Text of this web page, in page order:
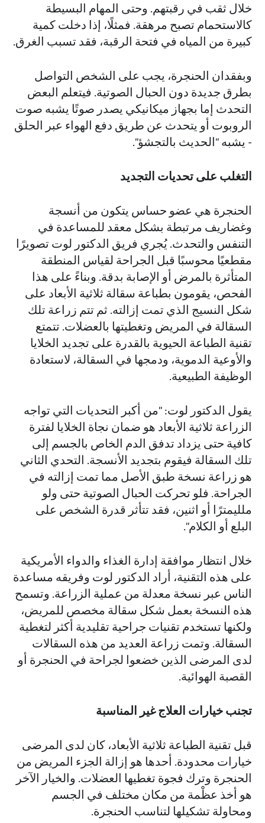
خلال ثقب في رقبتهم. وحتى المهام البسيطة
كالاستحمام تصبح مرهقة. فمثلًا، إذا دخلت كمية
كبيرة من المياه في فتحة الرقبة، فقد تسبب الغرق.
وبفقدان الحنجرة، يجب على الشخص التواصل
بطرق جديدة دون الحبال الصوتية. فيتعلم البعض
التحدث إما بجهاز ميكانيكي يصدر صوتًا يشبه صوت
الروبوت أو يتحدث عن طريق دفع الهواء عبر الحلق
- يشبه "الحديث بالتجشؤ".
التغلب على تحديات التجديد
الحنجرة هي عضو حساس يتكون من أنسجة
وغضاريف مرتبطة بشكل معقد للمساعدة في
التنفس والتحدث. يُجري فريق الدكتور لوت تصويرًا
مقطعيًا محوسبًا قبل الجراحة لقياس المنطقة
المتأثرة بالمرض أو الإصابة بدقة. وبناءً على هذا
الفحص، يقومون بطباعة سقالة ثلاثية الأبعاد على
شكل النسيج الذي تمت إزالته. ثم تتم زراعة تلك
السقالة في المريض وتغطيتها بالعضلات. تتمتع
تقنية الطباعة الحيوية بالقدرة على تجديد الخلايا
والأوعية الدموية، ودمجها في السقالة، لاستعادة
الوظيفة الطبيعية.
يقول الدكتور لوت: "من أكبر التحديات التي تواجه
الزراعة ثلاثية الأبعاد هو ضمان نجاة الخلايا لفترة
كافية حتى يزداد تدفق الدم الخاص بالجسم إلى
تلك السقالة فيقوم بتجديد الأنسجة. التحدي الثاني
هو زراعة نسخة طبق الأصل مما تمت إزالته في
الجراحة. فلو تحركت الحبال الصوتية حتى ولو
ملليمترًا أو اثنين، فقد تتأثر قدرة الشخص على
البلع أو الكلام".
خلال انتظار موافقة إدارة الغذاء والدواء الأمريكية
على هذه التقنية، أراد الدكتور لوت وفريقه مساعدة
الناس عبر نسخة معدلة من عملية الزراعة. وتسمح
هذه النسخة بعمل شكل سقالة مخصص للمريض،
ولكنها تستخدم تقنيات جراحية تقليدية أكثر لتغطية
السقالة. وتمت زراعة العديد من هذه السقالات
لدى المرضى الذين خضعوا لجراحة في الحنجرة أو
القصبة الهوائية.
تجنب خيارات العلاج غير المناسبة
قبل تقنية الطباعة ثلاثية الأبعاد، كان لدى المرضى
خيارات محدودة. أحدها هو إزالة الجزء المريض من
الحنجرة وترك فجوة تغطيها العضلات. والخيار الآخر
هو أخذ عظْمة من مكان مختلف في الجسم
ومحاولة تشكيلها لتناسب الحنجرة.